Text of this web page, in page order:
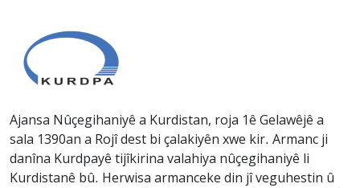
Ajansa Nûçegihaniyê a Kurdistan, roja 1ê Gelawêjê a
sala 1390an a Rojî dest bi çalakiyên xwe kir. Armanc ji
danîna Kurdpayê tijîkirina valahiya nûçegihaniyê li
Kurdistanê bû. Herwisa armanceke din jî veguhestin û